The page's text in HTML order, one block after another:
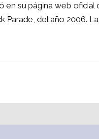
en su página web oficial
Parade, del año 2006.